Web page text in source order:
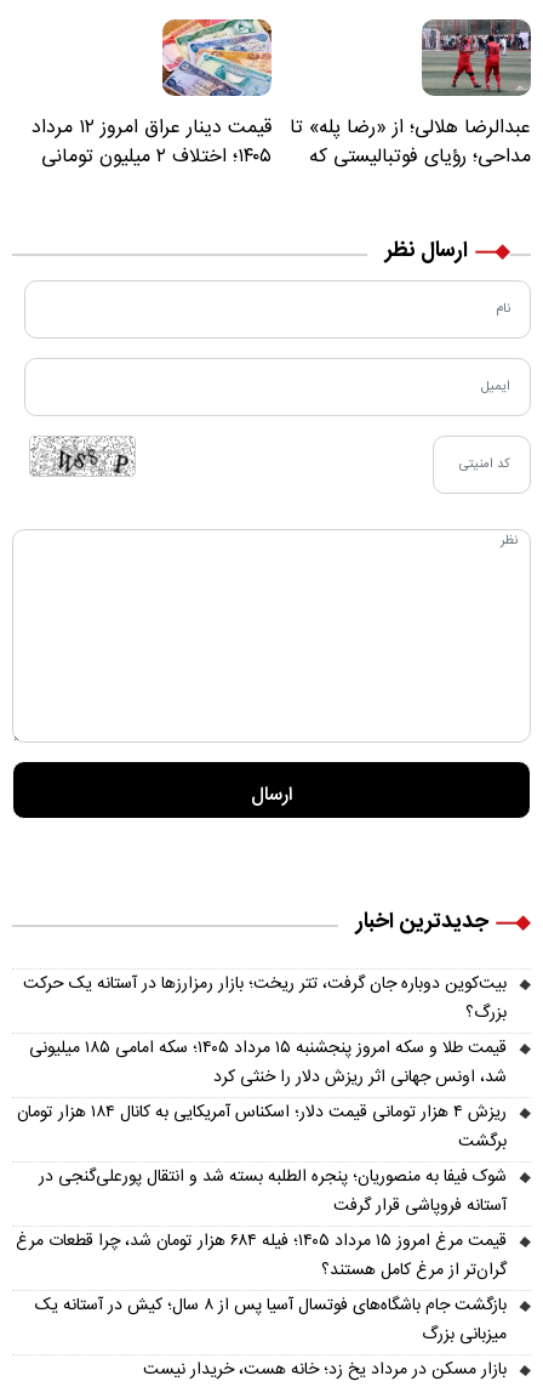
عبدالرضا هلالی؛ از «رضا پله» تا
مداحی؛ رؤیای فوتبالیستی که
قیمت دینار عراق امروز ۱۲ مرداد
۱۴۰۵؛ اختلاف ۲ میلیون تومانی
ارسال نظر
جدیدترین اخبار
بیت‌کوین دوباره جان گرفت، تتر ریخت؛ بازار رمزارزها در آستانه یک حرکت
بزرگ؟
قیمت طلا و سکه امروز پنجشنبه ۱۵ مرداد ۱۴۰۵؛ سکه امامی ۱۸۵ میلیونی
شد، اونس جهانی اثر ریزش دلار را خنثی کرد
ریزش ۴ هزار تومانی قیمت دلار؛ اسکناس آمریکایی به کانال ۱۸۴ هزار تومان
برگشت
شوک فیفا به منصوریان؛ پنجره الطلبه بسته شد و انتقال پورعلی‌گنجی در
آستانه فروپاشی قرار گرفت
قیمت مرغ امروز ۱۵ مرداد ۱۴۰۵؛ فیله ۶۸۴ هزار تومان شد، چرا قطعات مرغ
گران‌تر از مرغ کامل هستند؟
بازگشت جام باشگاه‌های فوتسال آسیا پس از ۸ سال؛ کیش در آستانه یک
میزبانی بزرگ
بازار مسکن در مرداد یخ زد؛ خانه هست، خریدار نیست